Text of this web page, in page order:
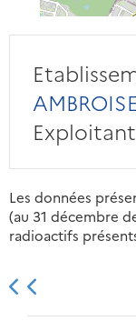
Les données
(au 31 décembre
radioactifs